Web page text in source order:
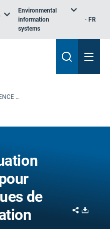
Environmental
information
systems
FR
Outil d’autoévaluation de REGILIENCE pour détecter les risques de mauvaise adaptation
de
Share